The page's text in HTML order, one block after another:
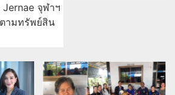
จุฬาฯ
ามทรัพย์สิน